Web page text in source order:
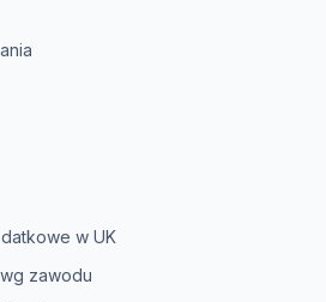
w UK
zawodu